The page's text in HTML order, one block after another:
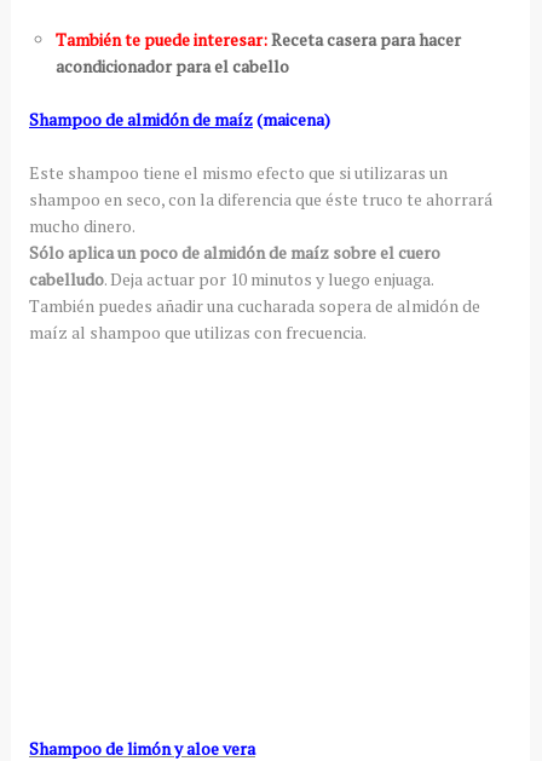
También te puede interesar:Receta casera para hacer
acondicionador para el cabello
Shampoo de almidón de maíz(maicena)
Este shampoo tiene el mismo efecto que si utilizaras un
shampoo en seco, con la diferencia que éste truco te ahorrará
mucho dinero.
Sólo aplica un poco de almidón de maíz sobre el cuero
cabelludo. Deja actuar por 10 minutos y luego enjuaga.
También puedes añadir una cucharada sopera de almidón de
maíz al shampoo que utilizas con frecuencia.
Shampoo de limón y aloe vera